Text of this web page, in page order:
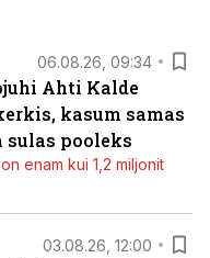
06.08.26, 09:34
Ahti Kalde
kasum samas
pooleks
enam kui 1,2 miljonit
03.08.26, 12:00